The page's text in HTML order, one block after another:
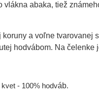
vlákna abaka, tiež
a voľne tvarovanej
hodvábom. Na
- 100% hodváb.